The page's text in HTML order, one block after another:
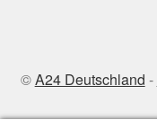
©A24 Deutschland -